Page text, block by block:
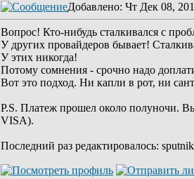
Добавлено: Чт Дек 08,
Вопрос! Кто-нибудь сталкивался с
У других провайдеров бывает!
У этих никогда!
Потому сомнения - срочно надо
Вот это подход. Ни капли в рот, ни
P.S. Платеж прошел около полуночи.
VISA).
Последний раз редактировалось: